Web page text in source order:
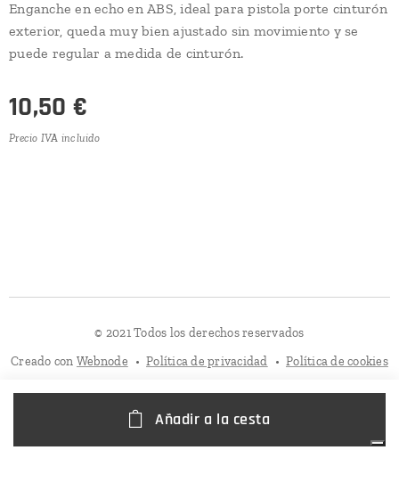
Enganche en echo en ABS, ideal para pistola porte cinturón
exterior, queda muy bien ajustado sin movimiento y se
puede regular a medida de cinturón.
10,50 €
Precio IVA incluido
Añadir a la cesta
© 2021 Todos los derechos reservados
Creado con Webnode Política de privacidad Política de cookies